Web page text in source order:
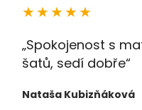
★★★★★
„Spokojenost s
šatů, sedí dobře“
Nataša Kubizňáková